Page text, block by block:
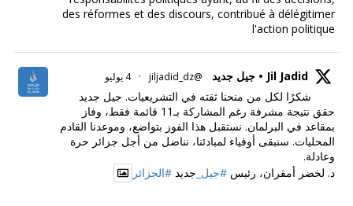
des réformes et des discours, contribué à délégitimer
l'action politique
Jil Jadid • جيل جديد @jiljadid_dz
· 4 يوليو
شكرًا لكل من منحنا ثقته في التشريعيات. جيل جديد
حقق نتيجة مشرفة رغم المشاركة بـ11 قائمة فقط، وفاز
بمقاعد في البرلمان. نستقبل هذا الفوز بتواضع، وموعدنا القادم
المحليات. سنبقى أوفياء لمبادئنا، نناضل من أجل جزائر حرة
وعادلة.
د. لخضر أمقران، رئيس #جيل_ جديد #الجزائر